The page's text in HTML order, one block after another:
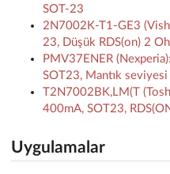
SOT-23
2N7002K-T1-GE3
23, Düşük RDS(on) 2
PMV37ENER
SOT23, Mantık
T2N7002BK,LM(T
400mA, SOT23,
Uygulamalar